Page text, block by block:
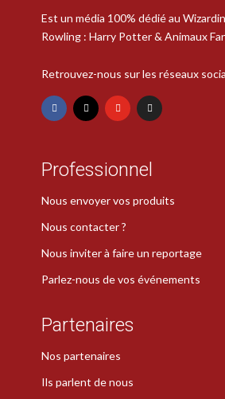
Est un média 100% dédié au
Rowling : Harry Potter & Animaux
Retrouvez-nous sur les réseaux
Professionnel
Nous envoyer vos produits
Nous contacter ?
Nous inviter à faire un reportage
Parlez-nous de vos événements
Partenaires
Nos partenaires
Ils parlent de nous